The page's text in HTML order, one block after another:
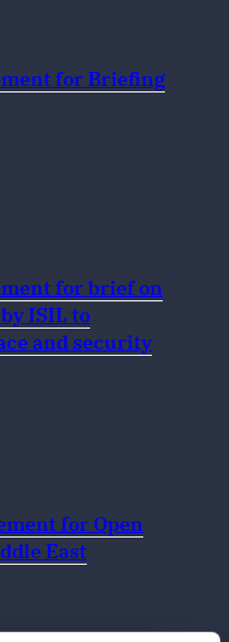
for Briefing
for brief on
ISIL to
and security
for Open
East